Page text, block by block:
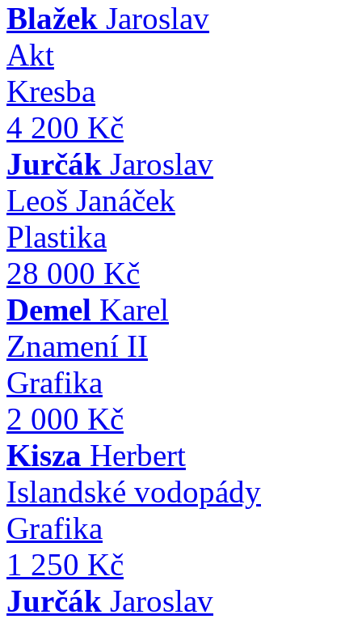
Blažek Jaroslav
Akt
Kresba
4 200 Kč
Jurčák Jaroslav
Leoš Janáček
Plastika
28 000 Kč
Demel Karel
Znamení II
Grafika
2 000 Kč
Kisza Herbert
Islandské vodopády
Grafika
1 250 Kč
Jurčák Jaroslav